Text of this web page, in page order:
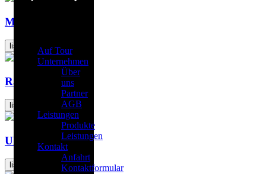
Auf Tour
Unternehmen
Über
uns
Partner
AGB
Leistungen
Produkte
Leistungen
Kontakt
Anfahrt
Kontaktformular
Maskatomb
listen
Raymayor
listen
Ultrasonic
listen